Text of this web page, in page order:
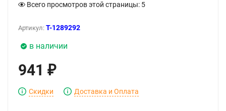
Всего просмотров этой страницы: 5
Артикул: T-1289292
в наличии
941 ₽
Скидки Доставка и Оплата